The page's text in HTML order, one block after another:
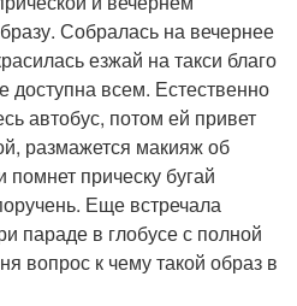
Собралась на вечернее
езжай на такси благо
доступна всем. Естественно
автобус, потом ей привет
размажется макияж об
прическу бугай
Еще встречала
параде в глобусе с полной
вопрос к чему такой образ в